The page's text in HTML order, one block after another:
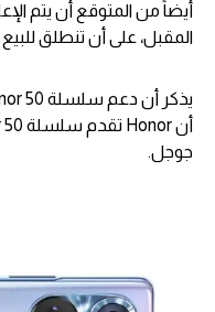
أيضاً من المتوقع أن يتم
المقبل، على أن تنطلق
جوجل.